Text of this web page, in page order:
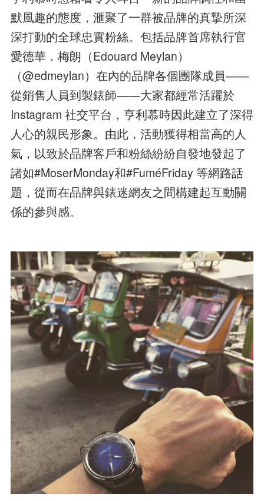
默風趣的態度，滙聚了一群被品牌的真摯所深
深打動的全球忠實粉絲。包括品牌首席執行官
愛德華．梅朗（Edouard Meylan）
（@edmeylan）在內的品牌各個團隊成員——
從銷售人員到製錶師——大家都經常活躍於
Instagram 社交平台，亨利慕時因此建立了深得
人心的親民形象。由此，活動獲得相當高的人
氣，以致於品牌客戶和粉絲紛紛自發地發起了
諸如#MoserMonday和#FuméFriday 等網路話
題，從而在品牌與錶迷網友之間構建起互動關
係的參與感。